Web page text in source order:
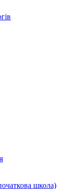
школа)